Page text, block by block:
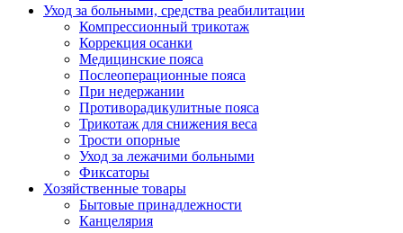
Уход за больными, средства реабилитации
Компрессионный трикотаж
Коррекция осанки
Медицинские пояса
Послеоперационные пояса
При недержании
Противорадикулитные пояса
Трикотаж для снижения веса
Трости опорные
Уход за лежачими больными
Фиксаторы
Хозяйственные товары
Бытовые принадлежности
Канцелярия